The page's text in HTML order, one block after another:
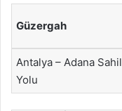
Güzergah
Antalya – Adana Sahil
Yolu